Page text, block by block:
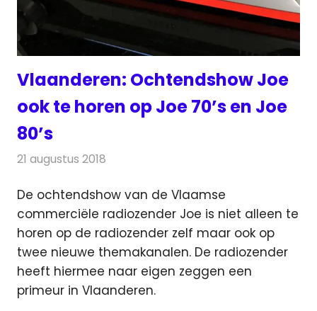
Vlaanderen: Ochtendshow Joe
ook te horen op Joe 70’s en Joe
80’s
21 augustus 2018
De ochtendshow van de Vlaamse
commerciële radiozender Joe is niet alleen te
horen op de radiozender zelf maar ook op
twee nieuwe themakanalen. De radiozender
heeft hiermee naar eigen zeggen een
primeur in Vlaanderen.